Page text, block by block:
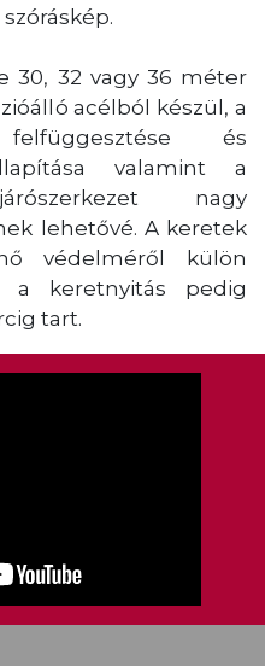
30, 32 vagy 36 méter
acélból készül, a
és
valamint a
nagy
lehetővé. A keretek
védelméről külön
a keretnyitás pedig
tart.